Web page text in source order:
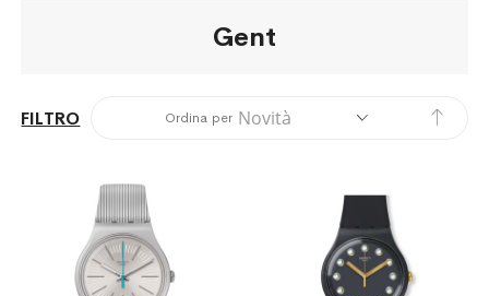
Gent
FILTRO Ordina per